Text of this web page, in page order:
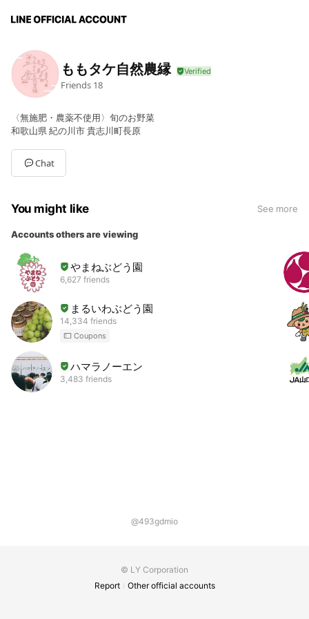
ももタケ自然農縁
Friends 18
〈無施肥・農薬不使用〉旬のお野菜
和歌山県 紀の川市 貴志川町長原
Chat
You might like See more
Accounts others are viewing
やまねぶどう園
6,627 friends
まるいわぶどう園
14,334 friends
Coupons
ハマラノーエン
3,483 friends
@493gdmio
© LY Corporation
Report
Other official accounts